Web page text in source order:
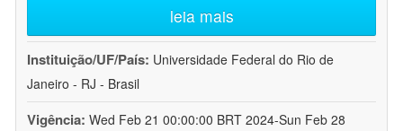
leia mais
Instituição/UF/País: Universidade Federal do Rio de
Janeiro - RJ - Brasil
Vigência: Wed Feb 21 00:00:00 BRT 2024-Sun Feb 28